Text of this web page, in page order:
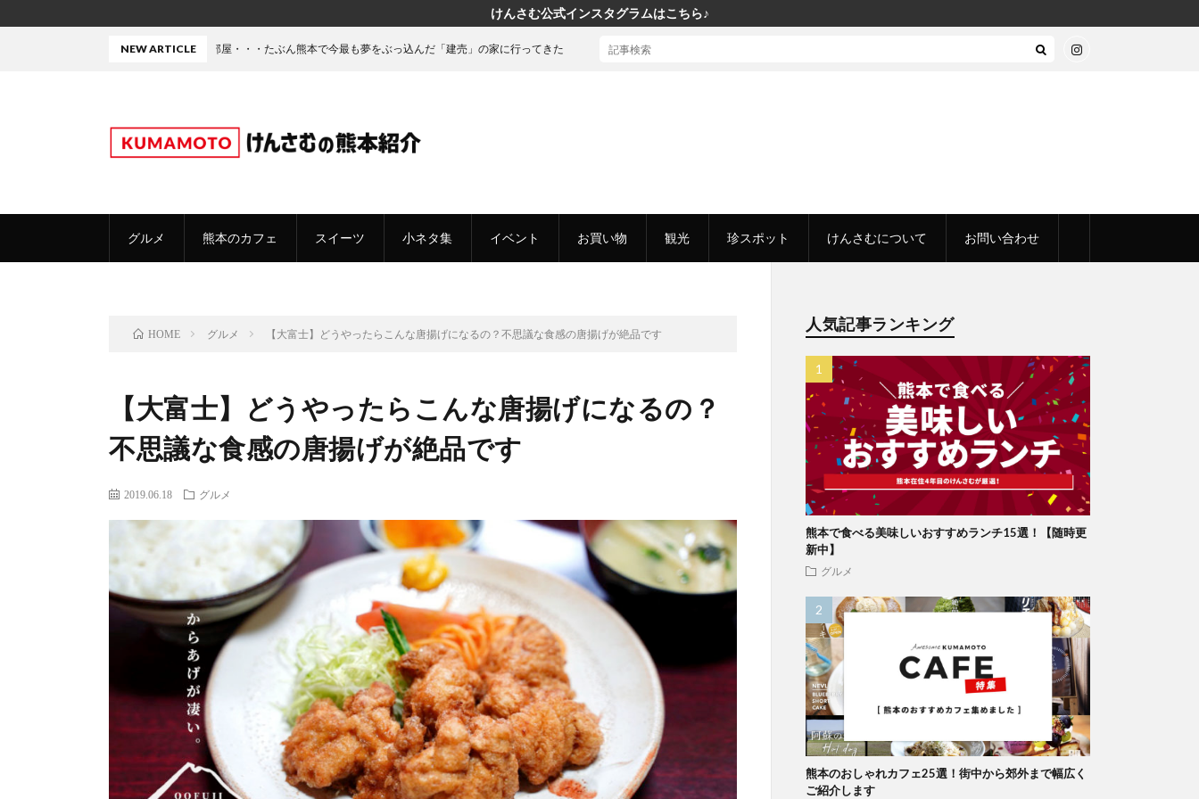
けんさむ公式インスタグラムはこちら♪
グルメ 熊本のカフェ スイーツ 小ネタ集 イベント お買い物 観光 珍スポット けんさむについて お問い合わせ
NEW ARTICLE
ジムとガレージと衣装部屋・・・たぶん熊本で今最も夢をぶっ込んだ「建売」の家に行ってきた
HOME グルメ 【大富士】どうやったらこんな唐揚げになるの？不思議な食感の唐揚げが絶品です
【大富士】どうやったらこんな唐揚げになるの？
不思議な食感の唐揚げが絶品です
2019.06.18 グルメ
人気記事ランキング
熊本で食べる美味しいおすすめランチ15選！【随時更
新中】
グルメ
熊本のおしゃれカフェ25選！街中から郊外まで幅広く
ご紹介します